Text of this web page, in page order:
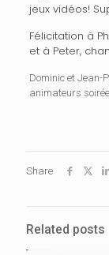
jeux vidéos!
Félicitation à
et à Peter,
Dominic et Jean-
animateurs
Share
Related posts